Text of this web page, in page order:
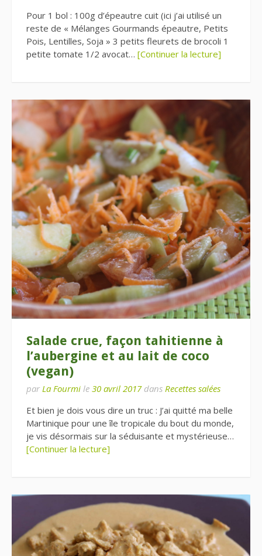
Pour 1 bol : 100g d’épeautre cuit (ici j’ai utilisé un
reste de « Mélanges Gourmands épeautre, Petits
Pois, Lentilles, Soja » 3 petits fleurets de brocoli 1
petite tomate 1/2 avocat… [Continuer la lecture]
Salade crue, façon tahitienne à
l’aubergine et au lait de coco
(vegan)
par La Fourmi le 30 avril 2017dans Recettes salées
Et bien je dois vous dire un truc : J’ai quitté ma belle
Martinique pour une île tropicale du bout du monde,
je vis désormais sur la séduisante et mystérieuse…
[Continuer la lecture]